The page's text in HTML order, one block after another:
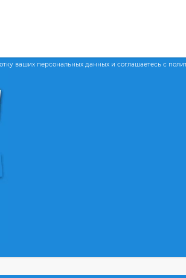
ваших персональных данных и соглашаетесь с